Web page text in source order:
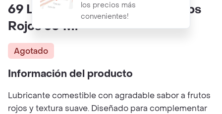
los precios más
convenientes!
69 Lubricante Comestible Frutos
Rojos 30 Ml
Agotado
Información del producto
Lubricante comestible con agradable sabor a frutos
rojos y textura suave. Diseñado para complementar